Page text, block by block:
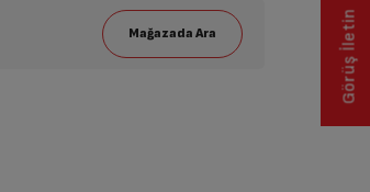
Görüş İletin